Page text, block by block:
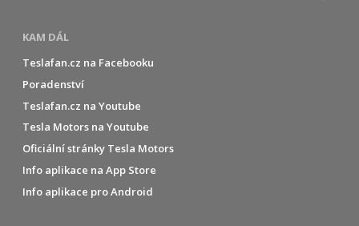
KAM DÁL
Teslafan.cz na Facebooku
Poradenství
Teslafan.cz na Youtube
Tesla Motors na Youtube
Oficiální stránky Tesla Motors
Info aplikace na App Store
Info aplikace pro Android